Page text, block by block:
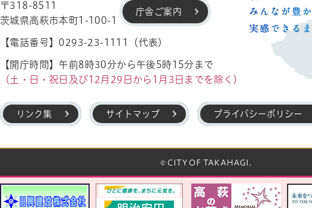
〒318-8511
茨城県高萩市本町1-100-1
【電話番号】0293-23-1111（代表）
【開庁時間】午前8時30分から午後5時15分まで
（土・日・祝日及び12月29日から1月3日までを除く）
庁舎ご案内
リンク集 サイトマップ プライバシーポリシー
© CITY OF TAKAHAGI.